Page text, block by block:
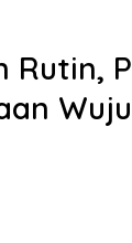
Rutin,